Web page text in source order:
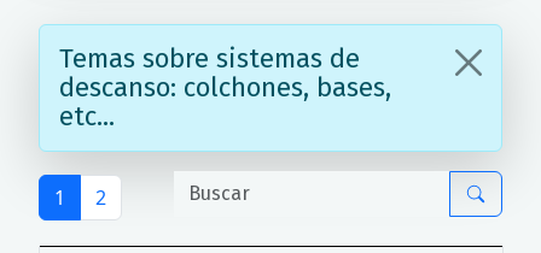
Temas sobre sistemas de
descanso: colchones, bases,
etc...
1 2